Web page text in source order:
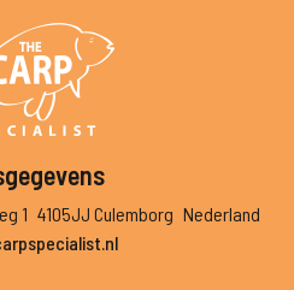
1 4105JJ Culemborg Nederland